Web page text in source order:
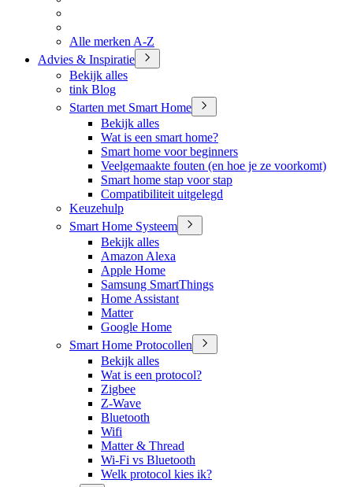
Alle merken A-Z
Advies & Inspiratie
Bekijk alles
tink Blog
Starten met Smart Home
Bekijk alles
Wat is een smart home?
Smart home voor beginners
Veelgemaakte fouten (en hoe je ze voorkomt)
Smart home stap voor stap
Compatibiliteit uitgelegd
Keuzehulp
Smart Home Systeem
Bekijk alles
Amazon Alexa
Apple Home
Samsung SmartThings
Home Assistant
Matter
Google Home
Smart Home Protocollen
Bekijk alles
Wat is een protocol?
Zigbee
Z-Wave
Bluetooth
Wifi
Matter & Thread
Wi-Fi vs Bluetooth
Welk protocol kies ik?